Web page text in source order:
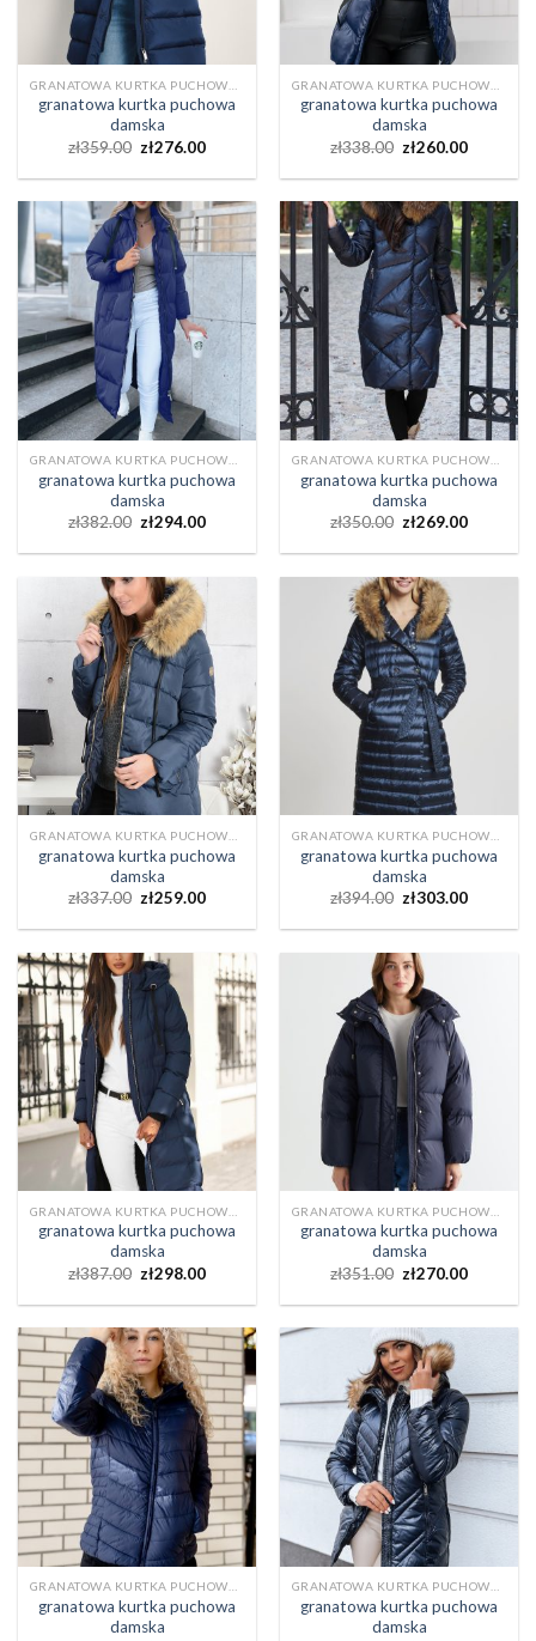
granatowa kurtka puchowa
damska
zł359.00 zł276.00
granatowa kurtka puchowa
damska
zł338.00 zł260.00
granatowa kurtka puchowa
damska
zł382.00 zł294.00
granatowa kurtka puchowa
damska
zł350.00 zł269.00
granatowa kurtka puchowa
damska
zł337.00 zł259.00
granatowa kurtka puchowa
damska
zł394.00 zł303.00
granatowa kurtka puchowa
damska
zł387.00 zł298.00
granatowa kurtka puchowa
damska
zł351.00 zł270.00
granatowa kurtka puchowa
damska
granatowa kurtka puchowa
damska